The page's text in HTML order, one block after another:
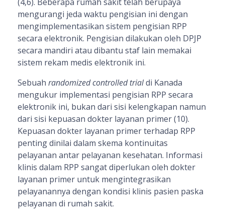
mengurangi jeda waktu pengisian ini dengan
mengimplementasikan sistem pengisian RPP
secara elektronik. Pengisian dilakukan oleh DPJP
secara mandiri atau dibantu staf lain memakai
sistem rekam medis elektronik ini.
Sebuah randomized controlled trialdi Kanada
mengukur implementasi pengisian RPP secara
elektronik ini, bukan dari sisi kelengkapan namun
dari sisi kepuasan dokter layanan primer (10).
Kepuasan dokter layanan primer terhadap RPP
penting dinilai dalam skema kontinuitas
pelayanan antar pelayanan kesehatan. Informasi
klinis dalam RPP sangat diperlukan oleh dokter
layanan primer untuk mengintegrasikan
pelayanannya dengan kondisi klinis pasien paska
pelayanan di rumah sakit.